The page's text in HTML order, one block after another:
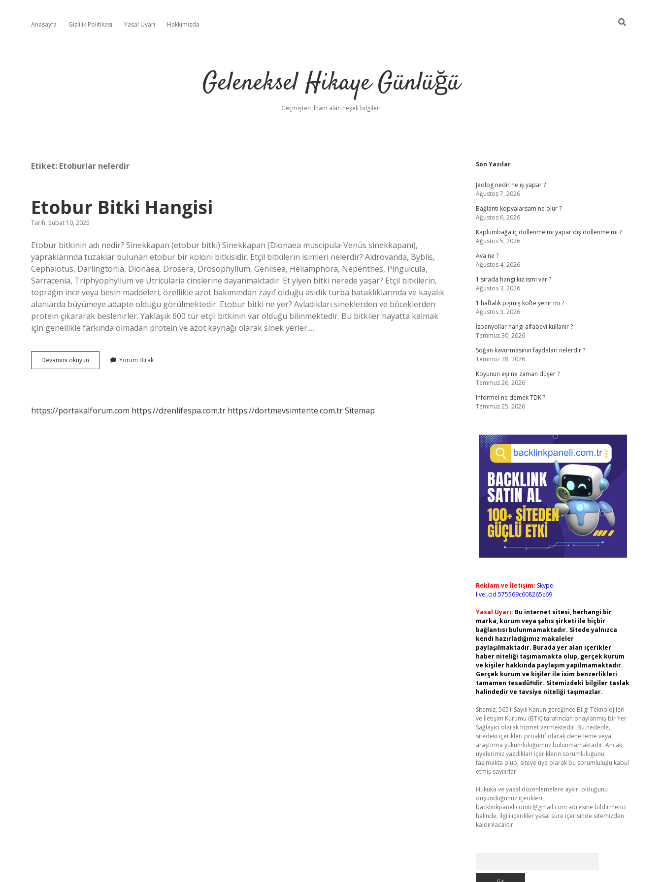
Anasayfa Gizlilik Politikası Yasal Uyarı Hakkımızda
Geleneksel Hikaye Günlüğü
Geçmişten ilham alan neşeli bilgiler!
Etiket: Etoburlar nelerdir
Etobur Bitki Hangisi
Tarih: Şubat 10, 2025
Etobur bitkinin adı nedir? Sinekkapan (etobur bitki) Sinekkapan (Dionaea muscipula-Venüs sinekkapanı),
yapraklarında tuzaklar bulunan etobur bir koloni bitkisidir. Etçil bitkilerin isimleri nelerdir? Aldrovanda, Byblis,
Cephalotus, Darlingtonia, Dionaea, Drosera, Drosophyllum, Genlisea, Heliamphora, Nepenthes, Pinguicula,
Sarracenia, Triphyophyllum ve Utricularia cinslerine dayanmaktadır. Et yiyen bitki nerede yaşar? Etçil bitkilerin,
toprağın ince veya besin maddeleri, özellikle azot bakımından zayıf olduğu asidik turba bataklıklarında ve kayalık
alanlarda büyümeye adapte olduğu görülmektedir. Etobur bitki ne yer? Avladıkları sineklerden ve böceklerden
protein çıkararak beslenirler. Yaklaşık 600 tür etçil bitkinin var olduğu bilinmektedir. Bu bitkiler hayatta kalmak
için genellikle farkında olmadan protein ve azot kaynağı olarak sinek yerler.…
Devamını okuyun
Bitki
Yorum Bırak
https://portakalforum.com https://dzenlifespa.com.tr https://dortmevsimtente.com.trSitemap
Sidebar
Son Yazılar
Jeolog nedir ne iş yapar ?
Ağustos 7, 2026
Bağlantı kopyalarsam ne olur ?
Ağustos 6, 2026
Kaplumbağa iç döllenme mi yapar dış döllenme mi ?
Ağustos 5, 2026
Ava ne ?
Ağustos 4, 2026
1 sırada hangi kız ismi var ?
Ağustos 3, 2026
1 haftalık pişmiş köfte yenir mi ?
Ağustos 3, 2026
İspanyollar hangi alfabeyi kullanır ?
Temmuz 30, 2026
Soğan kavurmasının faydaları nelerdir ?
Temmuz 28, 2026
Koyunun eşi ne zaman düşer ?
Temmuz 26, 2026
Informel ne demek TDK ?
Temmuz 25, 2026
Reklam ve İletişim: Skype:
live:.cid.575569c608265c69
Yasal Uyarı: Bu internet sitesi, herhangi bir
marka, kurum veya şahıs şirketi ile hiçbir
bağlantısı bulunmamaktadır. Sitede yalnızca
kendi hazırladığımız makaleler
paylaşılmaktadır. Burada yer alan içerikler
haber niteliği taşımamakta olup, gerçek kurum
ve kişiler hakkında paylaşım yapılmamaktadır.
Gerçek kurum ve kişiler ile isim benzerlikleri
tamamen tesadüfidir. Sitemizdeki bilgiler taslak
halindedir ve tavsiye niteliği taşımazlar.
Sitemiz, 5651 Sayılı Kanun gereğince Bilgi Teknolojileri
ve İletişim Kurumu (BTK) tarafından onaylanmış bir Yer
Sağlayıcı olarak hizmet vermektedir. Bu nedenle,
sitedeki içerikleri proaktif olarak denetleme veya
araştırma yükümlülüğümüz bulunmamaktadır. Ancak,
üyelerimiz yazdıkları içeriklerin sorumluluğunu
taşımakta olup, siteye üye olarak bu sorumluluğu kabul
etmiş sayılırlar.
Hukuka ve yasal düzenlemelere aykırı olduğunu
düşündüğünüz içerikleri,
backlinkpanelicomtr@gmail.com adresine bildirmeniz
halinde, ilgili içerikler yasal süre içerisinde sitemizden
kaldırılacaktır.